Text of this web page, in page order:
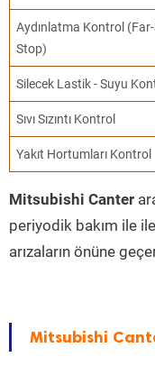
Aydınlatma Kontrol
Stop)
Silecek Lastik - Suyu
Sıvı Sızıntı Kontrol
Yakıt Hortumları Kontrol
Mitsubishi Canter
periyodik bakım ile
arızaların önüne
Mitsubishi